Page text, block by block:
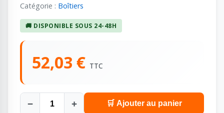
Catégorie : Boîtiers
🚚 DISPONIBLE SOUS 24-48H
52,03 € TTC
− + 🛒 Ajouter au panier